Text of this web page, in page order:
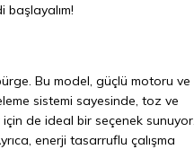
başlayalım!
Bu model, güçlü motoru ve
sistemi sayesinde, toz ve
de ideal bir seçenek sunuyor.
enerji tasarruflu çalışma